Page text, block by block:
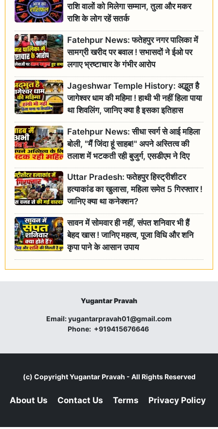
राशि वालों को मिलेगा सम्मान, तुला और मकर
राशि के लोग रहें सतर्क
Fatehpur News: फतेहपुर नगर पालिका में
सामग्री खरीद पर बवाल ! सभासदों ने ईओ पर
लगाए भ्रष्टाचार के गंभीर आरोप
Jageshwar Temple History: अद्भुत है
जागेश्वर धाम की महिमा ! हाथी भी नहीं हिला पाया
था शिवलिंग, जानिए क्या है इसका इतिहास
Fatehpur News: सीधा स्वर्ग से आई महिला
बोली, "मैं जिंदा हूं साहब!" अपने अस्तित्व की
तलाश में भटकती रही बुजुर्ग, एसडीएम ने दिए
जांच के आदेश
Uttar Pradesh: फतेहपुर हिस्ट्रीशीटर
हत्याकांड का खुलासा, महिला समेत 5 गिरफ्तार !
जानिए क्या था कनेक्शन?
सावन में सोमवार ही नहीं, संपत शनिवार भी हैं
बेहद खास ! जानिए महत्व, पूजा विधि और शनि
कृपा पाने के आसान उपाय
Yugantar Pravah
Email:yugantarpravah01@gmail.com
Phone: +919415676646
(c) CopyrightYugantar Pravah - All Rights Reserved
About Us Contact Us Terms Privacy Policy